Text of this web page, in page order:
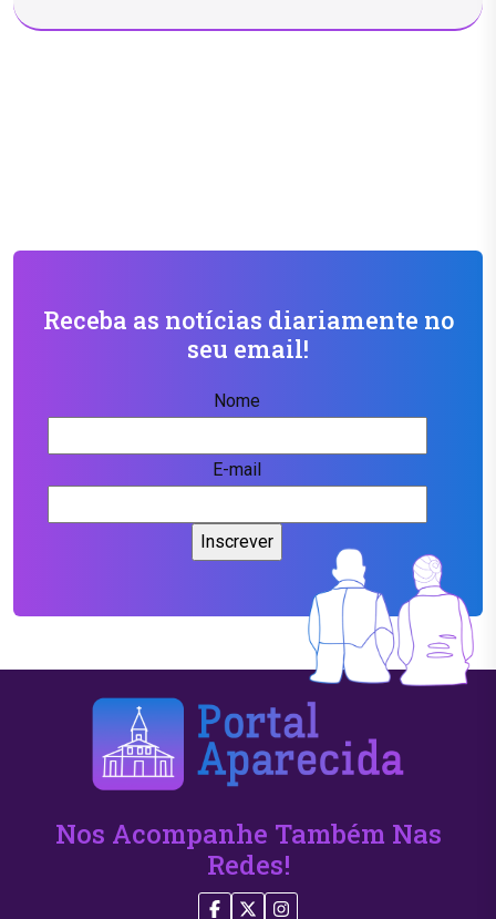
Receba as notícias diariamente no
seu email!
Nome
E-mail
Nos Acompanhe Também Nas
Redes!